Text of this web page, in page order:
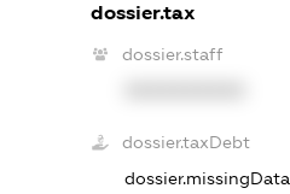
dossier.tax
dossier.staff
dossier.taxDebt
dossier.missingData